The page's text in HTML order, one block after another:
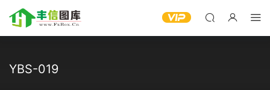
YBS-019